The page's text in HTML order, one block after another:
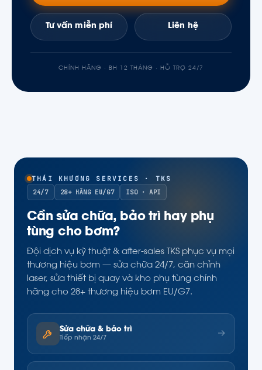
Tư vấn miễn phí Liên hệ
CHÍNH HÃNG · BH 12 THÁNG · HỖ TRỢ 24/7
THÁI KHƯƠNG SERVICES · TKS
24/7
28+ HÃNG EU/G7 ISO · API
Cần sửa chữa, bảo trì hay phụ
tùng cho bơm?
Đội dịch vụ kỹ thuật & after-sales TKS phục vụ mọi
thương hiệu bơm — sửa chữa 24/7, căn chỉnh
laser, sửa thiết bị quay và kho phụ tùng chính
hãng cho 28+ thương hiệu bơm EU/G7.
Sửa chữa & bảo trì
Tiếp nhận 24/7 →